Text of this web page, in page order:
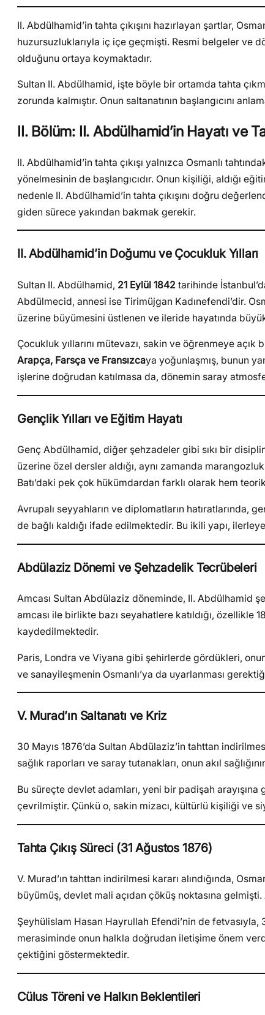
II. Abdülhamid’in tahta çıkışını hazırlayan şartlar,
huzursuzluklarıyla iç içe geçmişti. Resmi belgeler ve
olduğunu ortaya koymaktadır.
Sultan II. Abdülhamid, işte böyle bir ortamda tahta
zorunda kalmıştır. Onun saltanatının başlangıcını
II. Bölüm: II. Abdülhamid’in Hayatı ve
II. Abdülhamid’in tahta çıkışı yalnızca Osmanlı
yönelmesinin de başlangıcıdır. Onun kişiliği, aldığı
nedenle II. Abdülhamid’in tahta çıkışını doğru
giden sürece yakından bakmak gerekir.
II. Abdülhamid’in Doğumu ve Çocukluk Yılları
Sultan II. Abdülhamid, 21 Eylül 1842 tarihinde
Abdülmecid, annesi ise Tirimüjgan Kadınefendi’dir.
üzerine büyümesini üstlenen ve ileride hayatında
Çocukluk yıllarını mütevazı, sakin ve öğrenmeye
Arapça, Farsça ve Fransızcaya yoğunlaşmış, bunun
işlerine doğrudan katılmasa da, dönemin saray
Gençlik Yılları ve Eğitim Hayatı
Genç Abdülhamid, diğer şehzadeler gibi sıkı bir
üzerine özel dersler aldığı, aynı zamanda
Batı’daki pek çok hükümdardan farklı olarak hem
Avrupalı seyyahların ve diplomatların hatıratlarında,
de bağlı kaldığı ifade edilmektedir. Bu ikili yapı,
Abdülaziz Dönemi ve Şehzadelik Tecrübeleri
Amcası Sultan Abdülaziz döneminde, II. Abdülhamid
amcası ile birlikte bazı seyahatlere katıldığı, özellikle
kaydedilmektedir.
Paris, Londra ve Viyana gibi şehirlerde gördükleri,
ve sanayileşmenin Osmanlı’ya da uyarlanması
V. Murad’ın Saltanatı ve Kriz
30 Mayıs 1876’da Sultan Abdülaziz’in tahttan
sağlık raporları ve saray tutanakları, onun akıl
Bu süreçte devlet adamları, yeni bir padişah
çevrilmiştir. Çünkü o, sakin mizacı, kültürlü kişiliği ve
Tahta Çıkış Süreci (31 Ağustos 1876)
V. Murad’ın tahttan indirilmesi kararı alındığında,
büyümüş, devlet mali açıdan çöküş noktasına
Şeyhülislam Hasan Hayrullah Efendi’nin de fetvasıyla,
merasiminde onun halkla doğrudan iletişime önem
çektiğini göstermektedir.
Cülus Töreni ve Halkın Beklentileri